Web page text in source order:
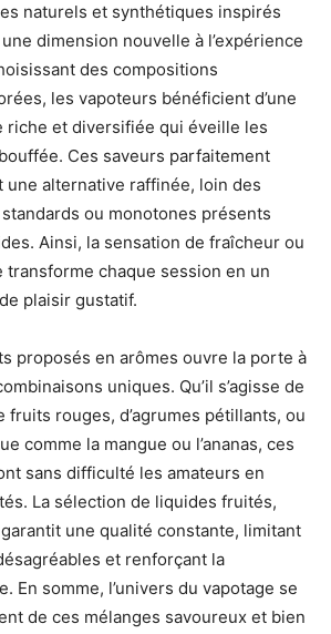
naturels et synthétiques inspirés
dimension nouvelle à l’expérience
des compositions
les vapoteurs bénéficient d’une
riche et diversifiée qui éveille les
Ces saveurs parfaitement
alternative raffinée, loin des
ou monotones présents
Ainsi, la sensation de fraîcheur ou
chaque session en un
plaisir gustatif.
proposés en arômes ouvre la porte à
uniques. Qu’il s’agisse de
fruits rouges, d’agrumes pétillants, ou
comme la mangue ou l’ananas, ces
sans difficulté les amateurs en
La sélection de liquides fruités,
une qualité constante, limitant
et renforçant la
En somme, l’univers du vapotage se
de ces mélanges savoureux et bien